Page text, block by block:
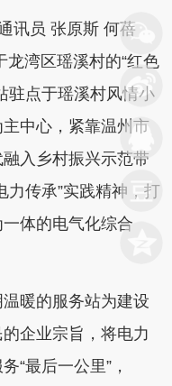
讯员 张原斯 何蓓
湾区瑶溪村的“红色
驻点于瑶溪村风情小
中心，紧靠温州市
入乡村振兴示范带
力传承”实践精神，打
体的电气化综合
暖的服务站为建设
企业宗旨，将电力
“最后一公里”，